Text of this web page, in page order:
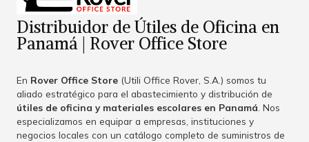
Distribuidor de Útiles de Oficina en
Panamá | Rover Office Store
En Rover Office Store (Utili Office Rover, S.A.) somos tu
aliado estratégico para el abastecimiento y distribución de
útiles de oficina y materiales escolares en Panamá . Nos
especializamos en equipar a empresas, instituciones y
negocios locales con un catálogo completo de suministros de